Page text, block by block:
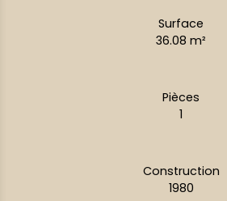
Surface
36.08 m²
Pièces
1
Construction
1980